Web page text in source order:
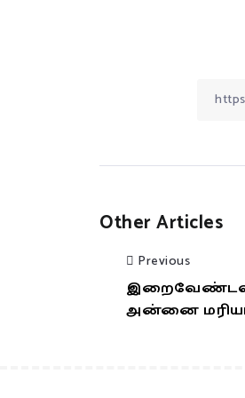
Other Articles
Previous
அன்னை